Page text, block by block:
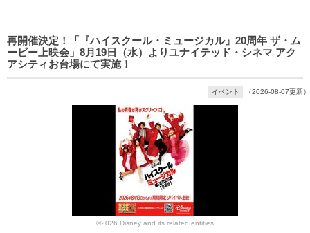
再開催決定！「『ハイスクール・ミュージカル』20周年 ザ・ム
ービー上映会」8月19日（水）よりユナイテッド・シネマ アク
アシティお台場にて実施！
イベント （2026-08-07更新）
©2026 Disney and its related entities